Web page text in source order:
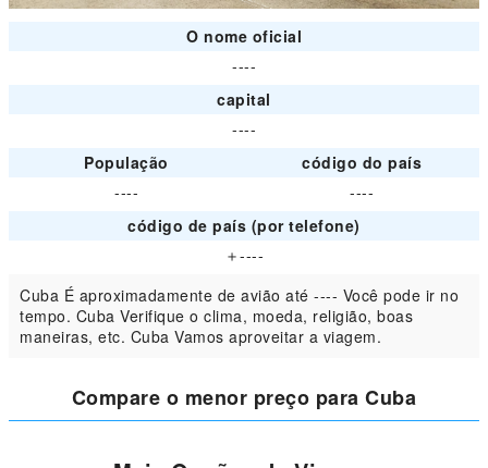
O nome oficial
----
capital
----
População
código do país
----
----
código de país (por telefone)
＋----
Cuba É aproximadamente de avião até ---- Você pode ir no
tempo. Cuba Verifique o clima, moeda, religião, boas
maneiras, etc. Cuba Vamos aproveitar a viagem.
Compare o menor preço para Cuba